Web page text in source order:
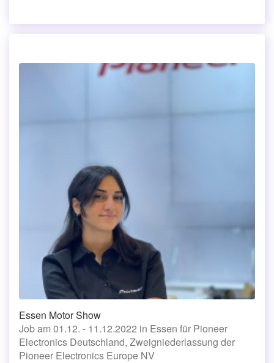
Essen Motor Show
Job am 01.12. - 11.12.2022 in Essen für Pioneer
Electronics Deutschland, Zweigniederlassung der
Pioneer Electronics Europe NV